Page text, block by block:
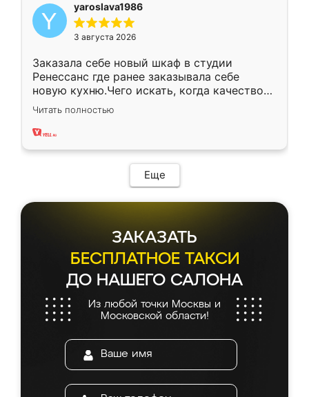
yaroslava1986
3 августа 2026
Заказала себе новый шкаф в студии
Ренессанс где ранее заказывала себе
новую кухню.Чего искать, когда качеством
вполне довольна. Служит кухня уже почти
два года, нареканий нет.
Читать полностью
Еще
ЗАКАЗАТЬ
БЕСПЛАТНОЕ ТАКСИ
ДО НАШЕГО САЛОНА
Из любой точки Москвы и
Московской области!